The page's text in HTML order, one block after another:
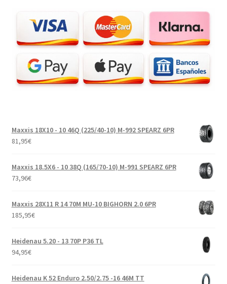
Maxxis 18X10 - 10 46Q (225/40-10) M-992 SPEARZ 6PR
81,95€
Maxxis 18.5X6 - 10 38Q (165/70-10) M-991 SPEARZ 6PR
73,96€
Maxxis 28X11 R 14 70M MU-10 BIGHORN 2.0 6PR
185,95€
Heidenau 5.20 - 13 70P P36 TL
94,95€
Heidenau K 52 Enduro 2.50/2.75 -16 46M TT